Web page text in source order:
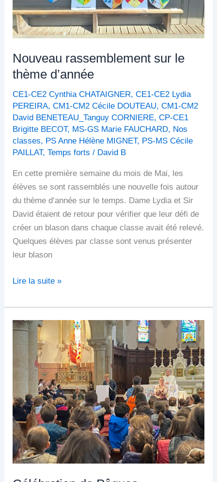
Nouveau rassemblement sur le
thème d’année
CE1-CE2 Cynthia CHATAIGNER,CE1-CE2 Lydia
PEREIRA,CM1-CM2 Cécile DOUTEAU,CM1-CM2
David BENETEAU_Tanguy CORNIERE,CP-CE1
Brigitte BECOT, MS-GS Marie FAUCHARD, Nos
classes, PS Anne Hélène MIGNET, PS-MS Cécile
PAILLAT,Temps forts / David B
En cette première semaine du mois de Mai, les
élèves se sont rassemblés une nouvelle fois autour
du thème d’année sur le temps. Dame Lydia et Sir
David étaient de retour pour vérifier que leur défi de
créer un blason dans chaque classe avait été relevé.
Quelques élèves par classe sont venus présenter
leur blason
Lire la suite »
Célébration
Pâques